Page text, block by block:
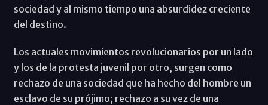
sociedad y al mismo tiempo una absurdidez creciente
del destino.
Los actuales movimientos revolucionarios por un lado
y los de la protesta juvenil por otro, surgen como
rechazo de una sociedad que ha hecho del hombre un
esclavo de su prójimo; rechazo a su vez de una